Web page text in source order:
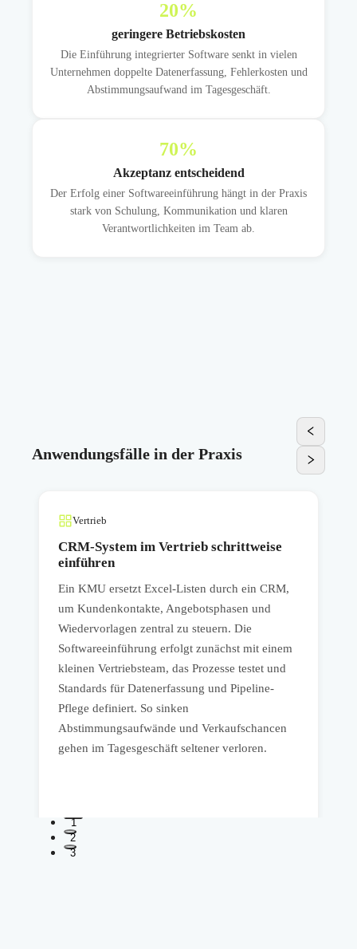
20%
geringere Betriebskosten
Die Einführung integrierter Software senkt in vielen
Unternehmen doppelte Datenerfassung, Fehlerkosten und
Abstimmungsaufwand im Tagesgeschäft.
70%
Akzeptanz entscheidend
Der Erfolg einer Softwareeinführung hängt in der Praxis
stark von Schulung, Kommunikation und klaren
Verantwortlichkeiten im Team ab.
Anwendungsfälle in der Praxis
Vertrieb
CRM-System im Vertrieb schrittweise
einführen
Ein KMU ersetzt Excel-Listen durch ein CRM,
um Kundenkontakte, Angebotsphasen und
Wiedervorlagen zentral zu steuern. Die
Softwareeinführung erfolgt zunächst mit einem
kleinen Vertriebsteam, das Prozesse testet und
Standards für Datenerfassung und Pipeline-
Pflege definiert. So sinken
Abstimmungsaufwände und Verkaufschancen
gehen im Tagesgeschäft seltener verloren.
1
2
3